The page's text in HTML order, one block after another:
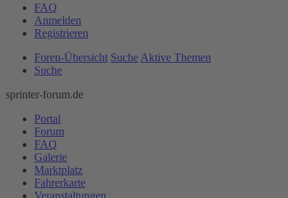
FAQ
Anmelden
Registrieren
Foren-Übersicht Suche Aktive Themen
Suche
sprinter-forum.de
Portal
Forum
FAQ
Galerie
Marktplatz
Fahrerkarte
Veranstaltungen